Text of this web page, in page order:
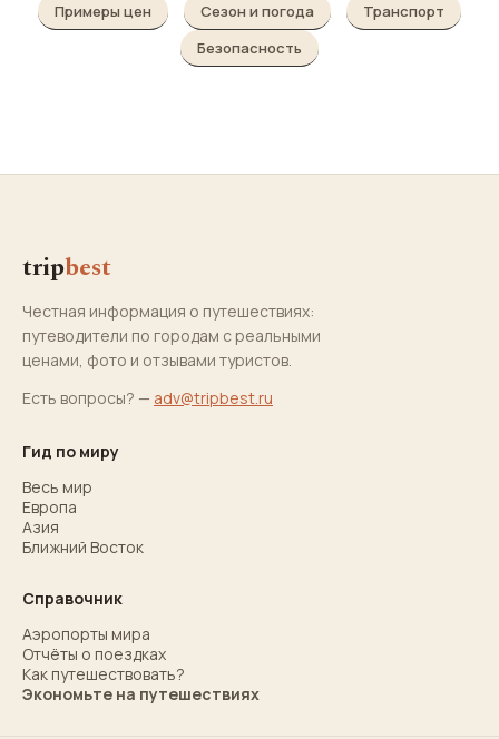
Примеры цен Сезон и погода
Транспорт
Безопасность
tripbest
Честная информация о путешествиях:
путеводители по городам с реальными
ценами, фото и отзывами туристов.
Есть вопросы? — adv@tripbest.ru
Гид по миру
Весь мир
Европа
Азия
Ближний Восток
Справочник
Аэропорты мира
Отчёты о поездках
Как путешествовать?
Экономьте на путешествиях